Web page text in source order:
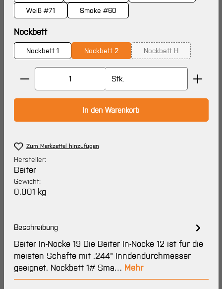
Weiß #71
Smoke #60
Nockbettauswählen
Nockbett 1 Nockbett 2 Nockbett H
(Diese Option ist
Produkt Anzahl: Gib den gewünschten Wert ein
Stk.
In den Warenkorb
Zum Merkzettel hinzufügen
Hersteller:
Beiter
Gewicht:
0.001 kg
Beschreibung
Beiter In-Nocke 19 Die Beiter In-Nocke 12 ist für die
meisten Schäfte mit .244" Inndendurchmesser
geeignet. Nockbett 1# Sma… Mehr